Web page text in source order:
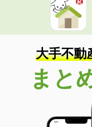
価 格
住 所
専有面積
間取り
佐賀県佐賀市大財６
価 格
間取り
大手不動
まと